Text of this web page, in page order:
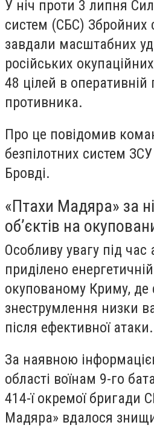
У ніч проти 3 липня
систем (СБС) Збройних
завдали масштабних
російських
48 цілей в оперативній
противника.
Про це повідомив
безпілотних систем
Бровді.
«Птахи Мадяра» за
об’єктів на
Особливу увагу під час
приділено
окупованому Криму, де
знеструмлення низки
після ефективної атаки.
За наявною
області воїнам 9-го
414-ї окремої бригади
Мадяра» вдалося